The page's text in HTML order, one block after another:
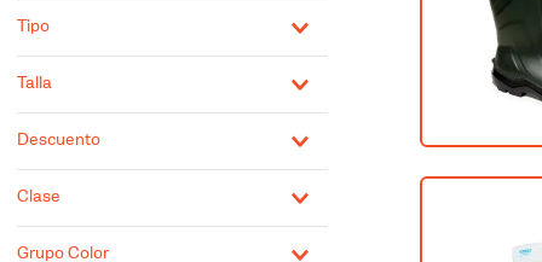
Unisex
Tipo
Calcetin
Protector
Talla
35
36
37
Descuento
Clase
Grupo Color